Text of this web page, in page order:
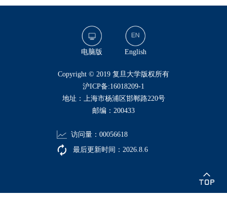
电脑版 English
​Copyright © 2019 复旦大学版权所有
沪ICP备:16018209-1
地址：上海市杨浦区邯郸路220号
邮编：200433
访问量： 00056618
最后更新时间： 2026 8 6